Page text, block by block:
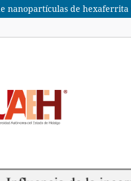
nanopartículas de